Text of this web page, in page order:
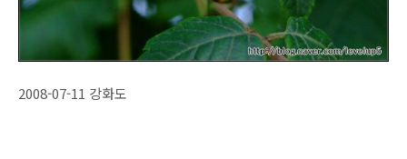
2008-07-11 강화도